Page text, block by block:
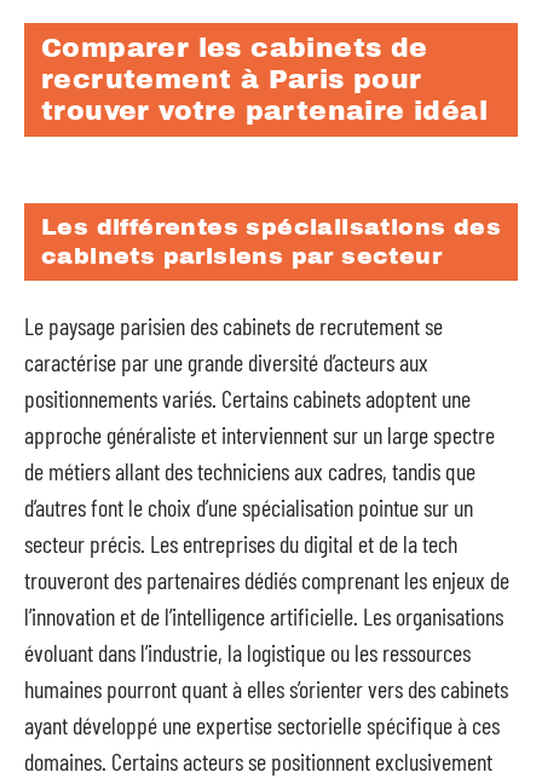
Comparer les cabinets de
recrutement à Paris pour
trouver votre partenaire idéal
Les différentes spécialisations des
cabinets parisiens par secteur
Le paysage parisien des cabinets de recrutement se
caractérise par une grande diversité d’acteurs aux
positionnements variés. Certains cabinets adoptent une
approche généraliste et interviennent sur un large spectre
de métiers allant des techniciens aux cadres, tandis que
d’autres font le choix d’une spécialisation pointue sur un
secteur précis. Les entreprises du digital et de la tech
trouveront des partenaires dédiés comprenant les enjeux de
l’innovation et de l’intelligence artificielle. Les organisations
évoluant dans l’industrie, la logistique ou les ressources
humaines pourront quant à elles s’orienter vers des cabinets
ayant développé une expertise sectorielle spécifique à ces
domaines. Certains acteurs se positionnent exclusivement